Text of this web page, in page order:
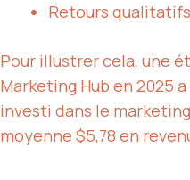
Retours
Pour illustrer cela, une
Marketing Hub en 2025
investi dans le
moyenne $5,78 en